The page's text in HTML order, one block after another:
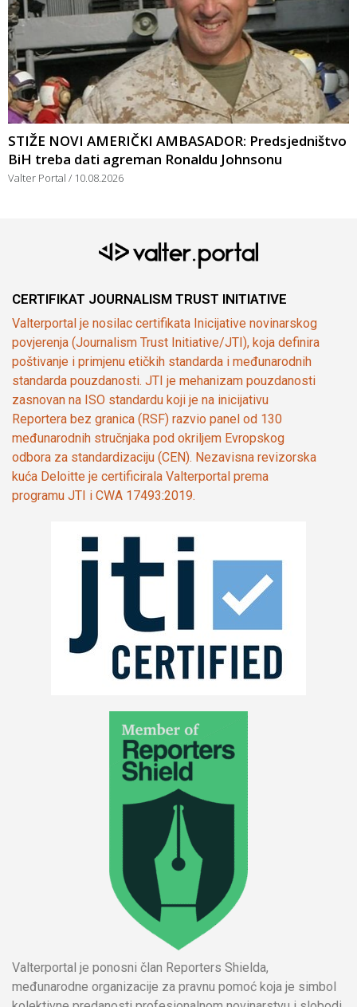
STIŽE NOVI AMERIČKI AMBASADOR: Predsjedništvo
BiH treba dati agreman Ronaldu Johnsonu
Valter Portal 10.08.2026
CERTIFIKAT JOURNALISM TRUST INITIATIVE
Valterportal je nosilac certifikata Inicijative novinarskog
povjerenja (Journalism Trust Initiative/JTI), koja definira
poštivanje i primjenu etičkih standarda i međunarodnih
standarda pouzdanosti. JTI je mehanizam pouzdanosti
zasnovan na ISO standardu koji je na inicijativu
Reportera bez granica (RSF) razvio panel od 130
međunarodnih stručnjaka pod okriljem Evropskog
odbora za standardizaciju (CEN). Nezavisna revizorska
kuća Deloitte je certificirala Valterportal prema
programu JTI i CWA 17493:2019.
Valterportal je ponosni član Reporters Shielda,
međunarodne organizacije za pravnu pomoć koja je simbol